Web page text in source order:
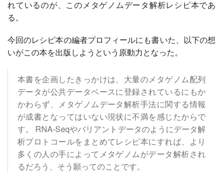
れているのが、このメタゲノムデータ解析レシピ本であ
る。
今回のレシピ本の編者プロフィールにも書いた、以下の想
いがこの本を出版しようという原動力となった。
本書を企画したきっかけは、大量のメタゲノム配列
データが公共データベースに登録されているにもか
かわらず、メタゲノムデータ解析手法に関する情報
が成書となってはいない現状に不満を感じたからで
す。 RNA-Seqやバリアントデータのようにデータ解
析プロトコールをまとめてレシピ本にすれば、より
多くの人の手によってメタゲノムがデータ解析され
るだろう、そう願ってのことです。